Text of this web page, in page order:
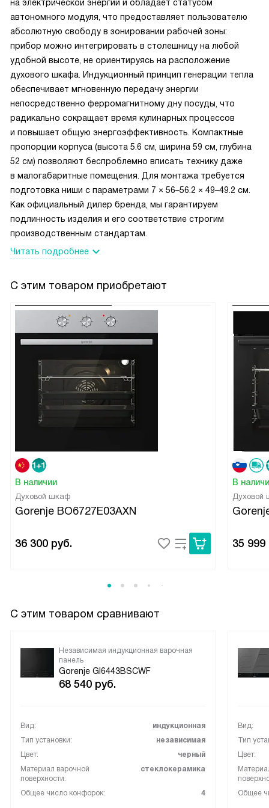
на электрической энергии и обладает статусом
автономного модуля, что предоставляет пользователю
абсолютную свободу в зонировании рабочей зоны:
прибор можно интегрировать в столешницу на любой
удобной высоте, не ориентируясь на расположение
духового шкафа. Индукционный принцип генерации тепла
обеспечивает мгновенную передачу энергии
непосредственно ферромагнитному дну посуды, что
радикально сокращает время кулинарных процессов
и повышает общую энергоэффективность. Компактные
пропорции корпуса (высота 5.6 см, ширина 59 см, глубина
52 см) позволяют беспроблемно вписать технику даже
в малогабаритные помещения. Для монтажа требуется
подготовка ниши с параметрами 7 × 56–56.2 × 49–49.2 см.
Как официальный дилер бренда, мы гарантируем
подлинность изделия и его соответствие строгим
производственным стандартам.
Читать подробнее
С этим товаром приобретают
В наличии
Духовой шкаф
Gorenje BO6727E03AXN
36 300 руб.
В
Духовой
35 999
С этим товаром сравнивают
Независимая индукционная варочная
панель
Gorenje GI6443BSCWF
68 540 руб.
Вид:
индукционная
Тип установки:
независимая
Цвет:
черный
Материал варочной
поверхности:
стеклокерамика
Общее число конфорок: 4
Вид:
Тип
Цвет:
Общее